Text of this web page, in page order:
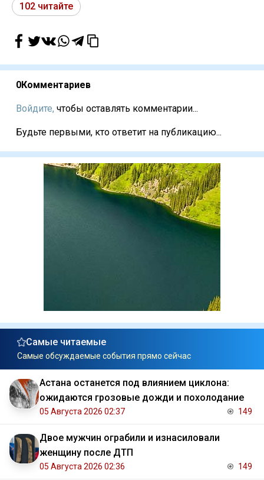
102 читайте
0Комментариев
Войдите, чтобы оставлять комментарии...
Будьте первыми, кто ответит на публикацию...
Самые читаемые
Самые обсуждаемые события прямо сейчас
Астана останется под влиянием циклона:
ожидаются грозовые дожди и похолодание
05 Августа 2026 02:37 149
Двое мужчин ограбили и изнасиловали
женщину после ДТП
05 Августа 2026 02:36 149